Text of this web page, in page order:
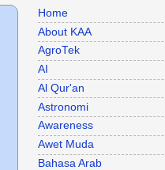
Home
About KAA
AgroTek
AI
Al Qur'an
Astronomi
Awareness
Awet Muda
Bahasa Arab